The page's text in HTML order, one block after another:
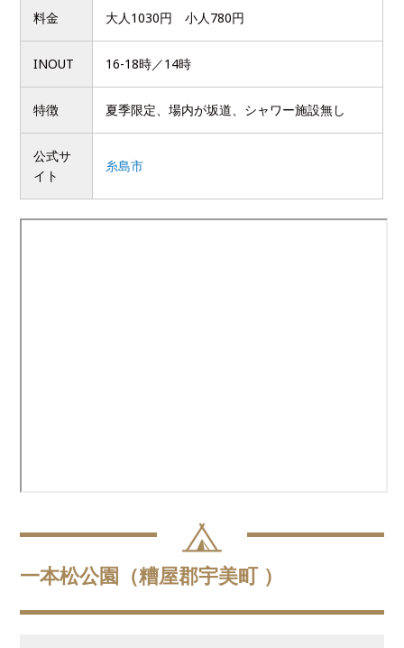
料金 大人1030円 小人780円
INOUT 16-18時／14時
特徴 夏季限定、場内が坂道、シャワー施設無し
公式サ
イト
糸島市
一本松公園（糟屋郡宇美町 ）